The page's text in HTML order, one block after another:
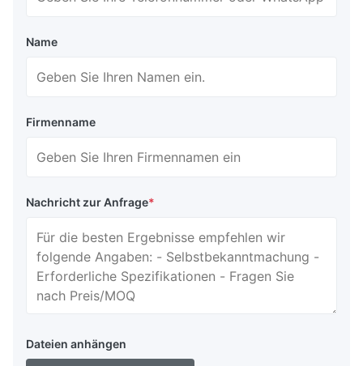
Name
Firmenname
Nachricht zur Anfrage*
Dateien anhängen